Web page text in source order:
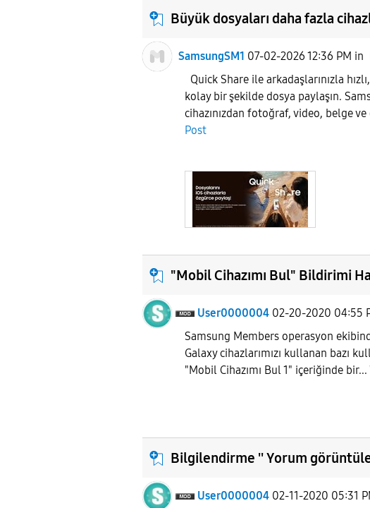
Büyük dosyaları daha fazla
SamsungSM1 07-02-2026 12:36 PM in
Quick Share ile arkadaşlarınızla
kolay bir şekilde dosya paylaşın.
cihazınızdan fotoğraf, video, belge ve
Post
"Mobil Cihazımı Bul" Bildirimi
User0000004 02-20-2020 04:55
Samsung Members operasyon
Galaxy cihazlarımızı kullanan bazı
"Mobil Cihazımı Bul 1" içeriğinde bir...
Bilgilendirme '' Yorum
User0000004 02-11-2020 05:31